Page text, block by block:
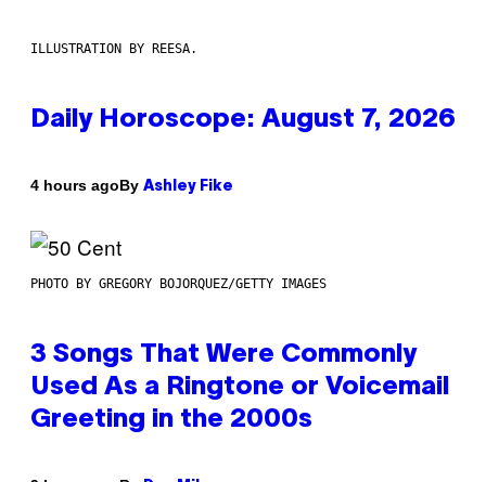
ILLUSTRATION BY REESA.
Daily Horoscope: August 7, 2026
4 hours agoBy Ashley Fike
PHOTO BY GREGORY BOJORQUEZ/GETTY IMAGES
3 Songs That Were Commonly
Used As a Ringtone or Voicemail
Greeting in the 2000s